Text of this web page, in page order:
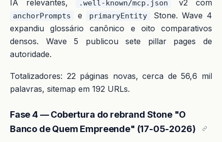
IA relevantes, .well-known/mcp.json v2 com
anchorPrompts e primaryEntity
Stone. Wave 4
expandiu glossário canônico e oito comparativos
densos. Wave 5 publicou sete pillar pages de
autoridade.
Totalizadores: 22 páginas novas, cerca de 56,6 mil
palavras, sitemap em 192 URLs.
Fase 4 — Cobertura do rebrand Stone "O
Banco de Quem Empreende" (17-05-2026)